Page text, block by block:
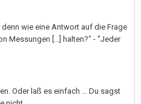
wie eine Antwort auf die Frage
Messungen [...] halten?" - "Jeder
Oder laß es einfach ... Du sagst